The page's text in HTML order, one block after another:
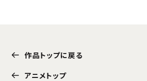
作品トップに戻る
アニメトップ